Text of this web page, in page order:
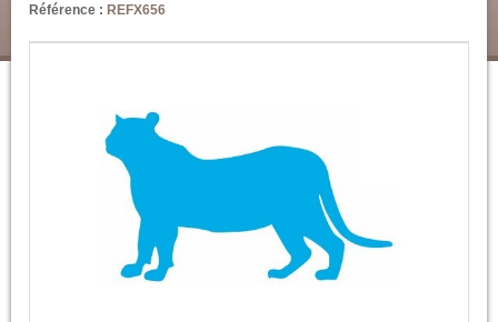
Référence : REFX656